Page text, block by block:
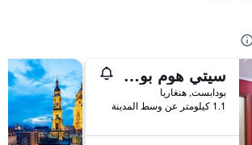
سيتي هوم بودابيست
بودابست, هنغاريا
1.1 كيلومتر عن وسط المدينة